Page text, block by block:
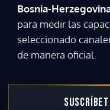
Bosnia-
para medir las
seleccionado
de manera oficial.